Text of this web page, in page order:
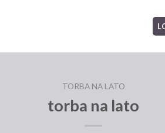
TORBA NA LATO
torba na lato